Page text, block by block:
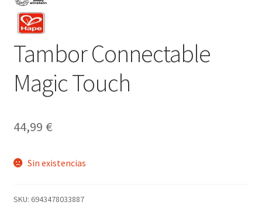
Tambor Connectable
Magic Touch
44,99 €
Sin existencias
SKU: 6943478033887